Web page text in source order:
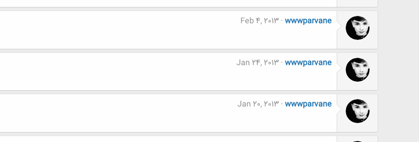
wwwparvane
Feb 4, 2013
wwwparvane
Jan 24, 2013
wwwparvane
Jan 20, 2013